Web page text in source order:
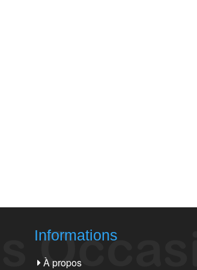
Informations
À propos